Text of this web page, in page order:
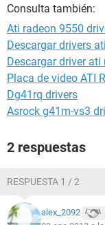
Consulta también:
Ati radeon 9550
Descargar drivers
Descargar driver ati
Placa de video ATI
Dg41rq drivers
Asrock g41m-vs3
2 respuestas
RESPUESTA 1 / 2
alex_2092